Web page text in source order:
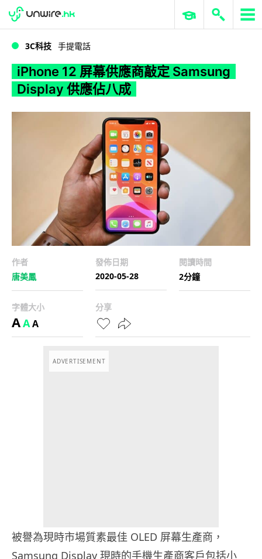
WWDC 2026 ERP 與商業 AI
3C科技 手提電話
iPhone 12 屏幕供應商敲定 Samsung
Display 供應佔八成
作者
唐美鳳
發佈日期
2020-05-28
閱讀時間
2分鐘
字體大小
AAA
分享
ADVERTISEMENT
被譽為現時市場質素最佳 OLED 屏幕生產商，
Samsung Display 現時的手機生產商客戶包括小